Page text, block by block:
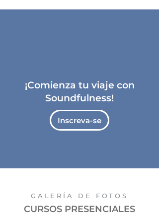
¡Comienza tu viaje con
Soundfulness!
Inscreva-se
GALERÍA DE FOTOS
CURSOS PRESENCIALES